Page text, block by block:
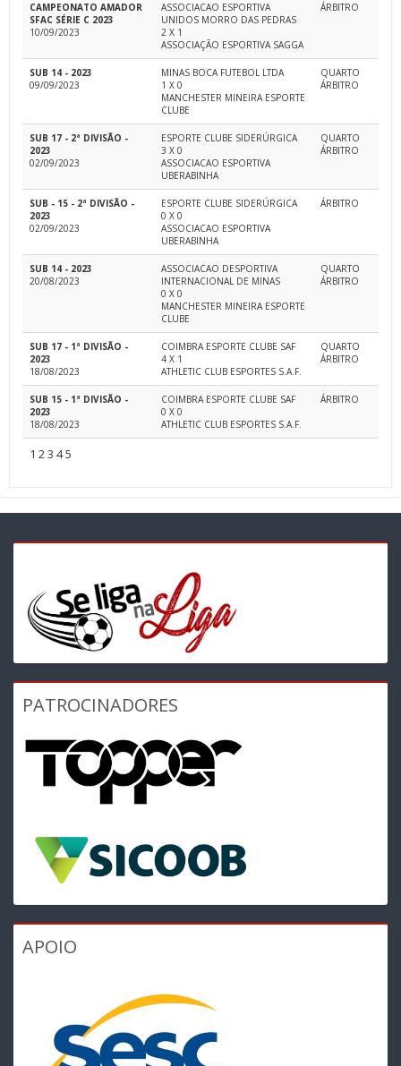
CAMPEONATO AMADOR
SFAC SÉRIE C 2023
10/09/2023
ASSOCIACAO ESPORTIVA
UNIDOS MORRO DAS PEDRAS
2 X 1
ASSOCIAÇÃO ESPORTIVA SAGGA
ÁRBITRO
SUB 14 - 2023
09/09/2023
MINAS BOCA FUTEBOL LTDA
1 X 0
MANCHESTER MINEIRA ESPORTE
CLUBE
QUARTO
ÁRBITRO
SUB 17 - 2ª DIVISÃO -
2023
02/09/2023
ESPORTE CLUBE SIDERÚRGICA
3 X 0
ASSOCIACAO ESPORTIVA
UBERABINHA
QUARTO
ÁRBITRO
SUB - 15 - 2ª DIVISÃO -
2023
02/09/2023
ESPORTE CLUBE SIDERÚRGICA
0 X 0
ASSOCIACAO ESPORTIVA
UBERABINHA
ÁRBITRO
SUB 14 - 2023
20/08/2023
ASSOCIACAO DESPORTIVA
INTERNACIONAL DE MINAS
0 X 0
MANCHESTER MINEIRA ESPORTE
CLUBE
QUARTO
ÁRBITRO
SUB 17 - 1ª DIVISÃO -
2023
18/08/2023
COIMBRA ESPORTE CLUBE SAF
4 X 1
ATHLETIC CLUB ESPORTES S.A.F.
QUARTO
ÁRBITRO
SUB 15 - 1ª DIVISÃO -
2023
18/08/2023
COIMBRA ESPORTE CLUBE SAF
0 X 0
ATHLETIC CLUB ESPORTES S.A.F.
ÁRBITRO
1 23 45
PATROCINADORES
APOIO